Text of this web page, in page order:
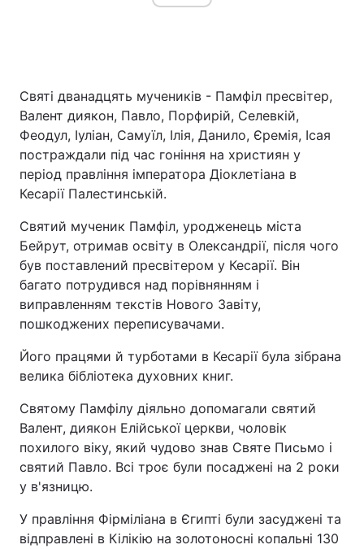
Святі дванадцять мучеників - Памфіл пресвітер,
Валент диякон, Павло, Порфирій, Селевкій,
Феодул, Іуліан, Самуїл, Ілія, Данило, Єремія, Ісая
постраждали під час гоніння на християн у
період правління імператора Діоклетіана в
Кесарії Палестинській.
Святий мученик Памфіл, уродженець міста
Бейрут, отримав освіту в Олександрії, після чого
був поставлений пресвітером у Кесарії. Він
багато потрудився над порівнянням і
виправленням текстів Нового Завіту,
пошкоджених переписувачами.
Його працями й турботами в Кесарії була зібрана
велика бібліотека духовних книг.
Святому Памфілу діяльно допомагали святий
Валент, диякон Елійської церкви, чоловік
похилого віку, який чудово знав Святе Письмо і
святий Павло. Всі троє були посаджені на 2 роки
у в'язницю.
У правління Фірміліана в Єгипті були засуджені та
відправлені в Кілікію на золотоносні копальні 130